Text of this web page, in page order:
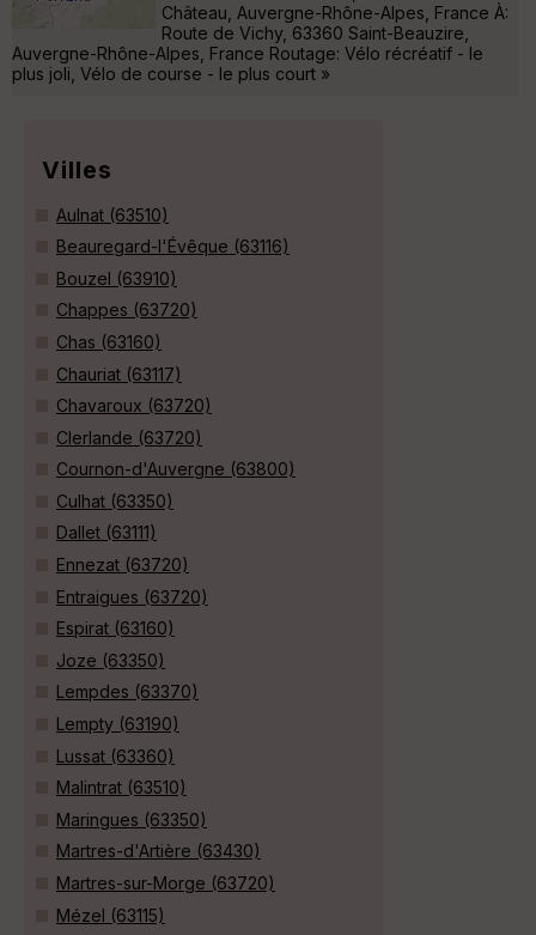
Château, Auvergne-Rhône-Alpes, France À:
Route de Vichy, 63360 Saint-Beauzire,
Auvergne-Rhône-Alpes, France Routage: Vélo récréatif - le
plus joli, Vélo de course - le plus court »
Villes
Aulnat (63510)
Beauregard-l'Évêque (63116)
Bouzel (63910)
Chappes (63720)
Chas (63160)
Chauriat (63117)
Chavaroux (63720)
Clerlande (63720)
Cournon-d'Auvergne (63800)
Culhat (63350)
Dallet (63111)
Ennezat (63720)
Entraigues (63720)
Espirat (63160)
Joze (63350)
Lempdes (63370)
Lempty (63190)
Lussat (63360)
Malintrat (63510)
Maringues (63350)
Martres-d'Artière (63430)
Martres-sur-Morge (63720)
Mézel (63115)